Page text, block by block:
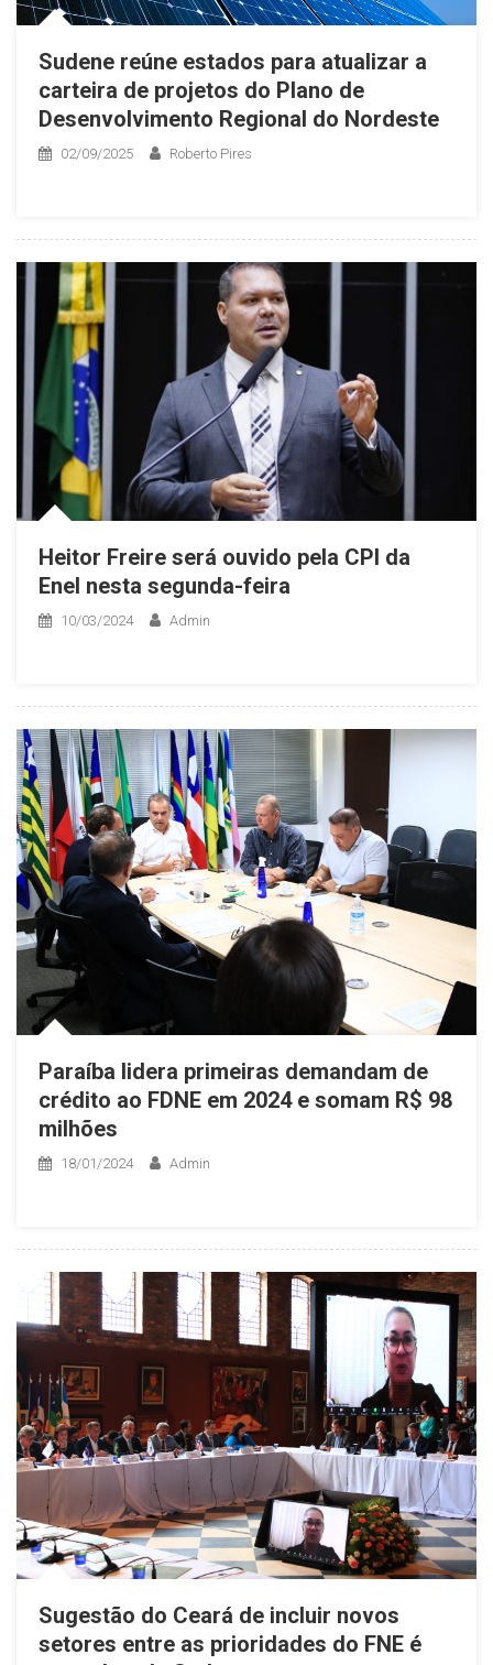
Sudene reúne estados para atualizar a
carteira de projetos do Plano de
Desenvolvimento Regional do Nordeste
02/09/2025 Roberto Pires
Heitor Freire será ouvido pela CPI da
Enel nesta segunda-feira
10/03/2024 Admin
Paraíba lidera primeiras demandam de
crédito ao FDNE em 2024 e somam R$ 98
milhões
18/01/2024 Admin
Sugestão do Ceará de incluir novos
setores entre as prioridades do FNE é